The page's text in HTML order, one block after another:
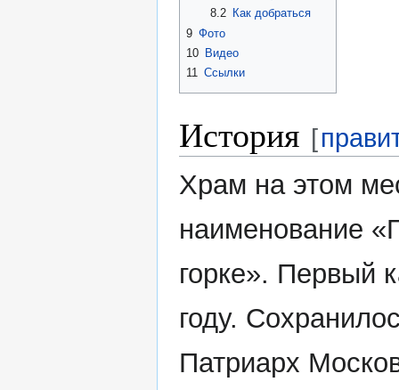
8.2
Как добраться
9 Фото
10 Видео
11 Ссылки
История [
Храм на этом
наименование
горке». Первый
году.
Патриарх